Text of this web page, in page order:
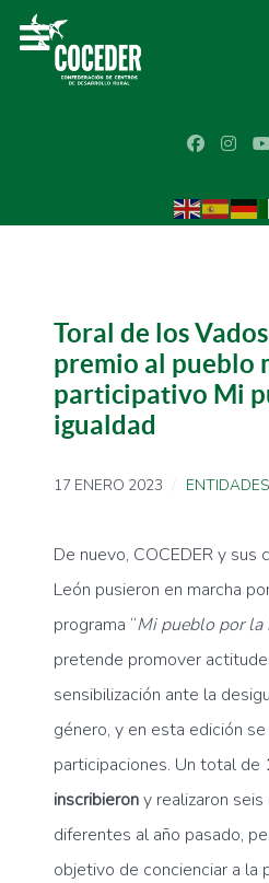
Toral de los
premio al pueblo
participativo Mi
igualdad
17 ENERO 2023
De nuevo, COCEDER y
León pusieron en marcha
programa “Mi pueblo por la
pretende promover
sensibilización ante la
género, y en esta edición
participaciones. Un total de
inscribierony realizaron
diferentes al año pasado,
objetivo de concienciar a la